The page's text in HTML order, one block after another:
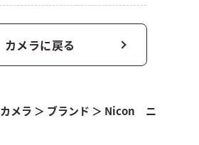
カメラに戻る
カメラ ＞ ブランド ＞ Nicon ニ